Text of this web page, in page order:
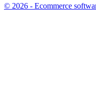
© 2026 - Ecommerce